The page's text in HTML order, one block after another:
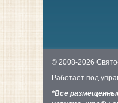
© 2008-2026
Работает под
*Все